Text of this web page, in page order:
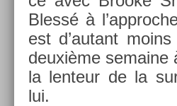
Blessé à
est d’autant
deuxième semaine
la len­teur de la
lui.